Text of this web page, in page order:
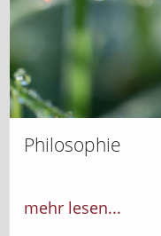
Philosophie
mehr lesen...